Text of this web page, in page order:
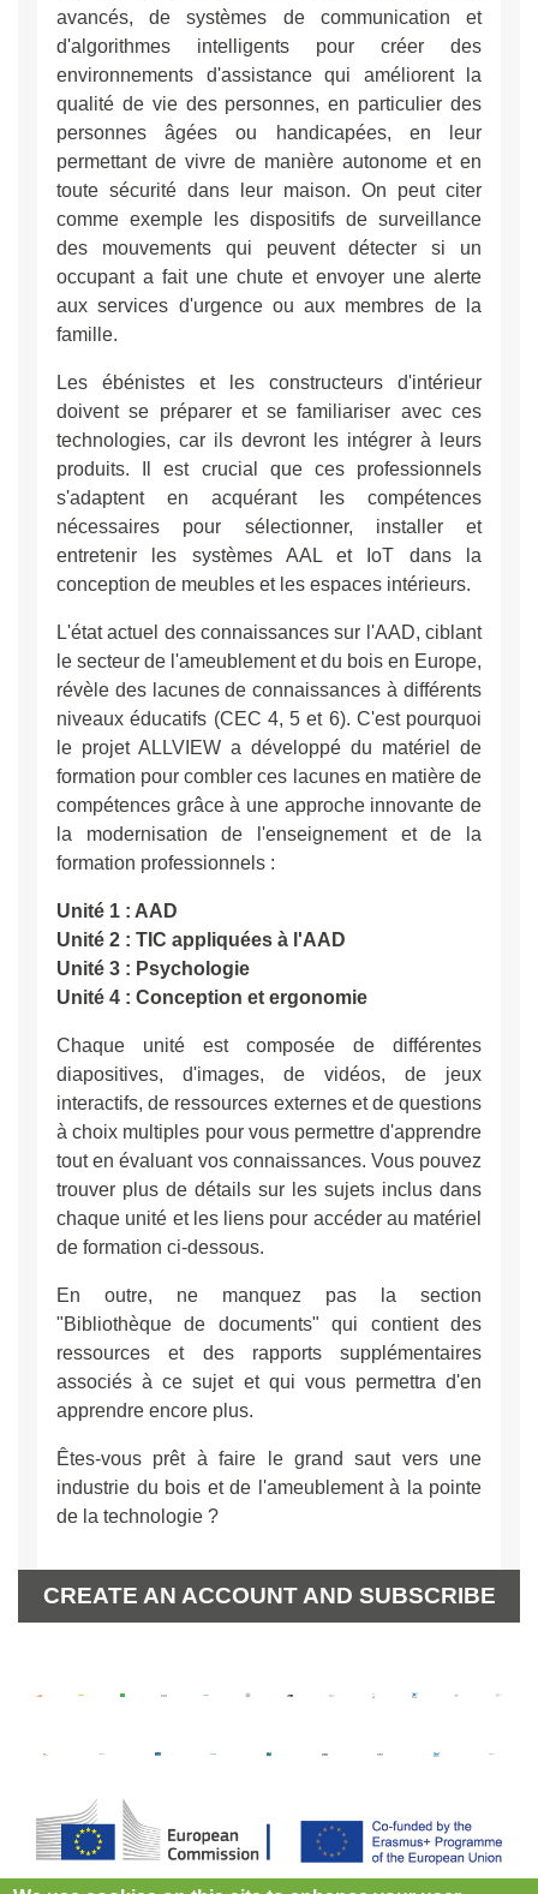
avancés, de systèmes de communication et
d'algorithmes intelligents pour créer des
environnements d'assistance qui améliorent la
qualité de vie des personnes, en particulier des
personnes âgées ou handicapées, en leur
permettant de vivre de manière autonome et en
toute sécurité dans leur maison. On peut citer
comme exemple les dispositifs de surveillance
des mouvements qui peuvent détecter si un
occupant a fait une chute et envoyer une alerte
aux services d'urgence ou aux membres de la
famille.
Les ébénistes et les constructeurs d'intérieur
doivent se préparer et se familiariser avec ces
technologies, car ils devront les intégrer à leurs
produits. Il est crucial que ces professionnels
s'adaptent en acquérant les compétences
nécessaires pour sélectionner, installer et
entretenir les systèmes AAL et IoT dans la
conception de meubles et les espaces intérieurs.
L'état actuel des connaissances sur l'AAD, ciblant
le secteur de l'ameublement et du bois en Europe,
révèle des lacunes de connaissances à différents
niveaux éducatifs (CEC 4, 5 et 6). C'est pourquoi
le projet ALLVIEW a développé du matériel de
formation pour combler ces lacunes en matière de
compétences grâce à une approche innovante de
la modernisation de l'enseignement et de la
formation professionnels :
Unité 1 : AAD
Unité 2 : TIC appliquées à l'AAD
Unité 3 : Psychologie
Unité 4 : Conception et ergonomie
Chaque unité est composée de différentes
diapositives, d'images, de vidéos, de jeux
interactifs, de ressources externes et de questions
à choix multiples pour vous permettre d'apprendre
tout en évaluant vos connaissances. Vous pouvez
trouver plus de détails sur les sujets inclus dans
chaque unité et les liens pour accéder au matériel
de formation ci-dessous.
En outre, ne manquez pas la section
"Bibliothèque de documents" qui contient des
ressources et des rapports supplémentaires
associés à ce sujet et qui vous permettra d'en
apprendre encore plus.
Êtes-vous prêt à faire le grand saut vers une
industrie du bois et de l'ameublement à la pointe
de la technologie ?
CREATE AN ACCOUNT AND SUBSCRIBE